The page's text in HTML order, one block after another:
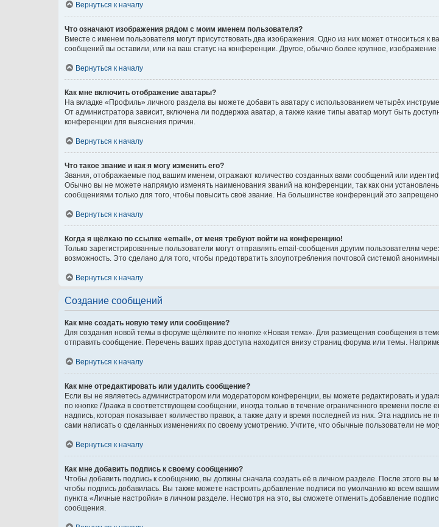
Вернуться к началу
Что означают изображения рядом с моим именем пользователя?
Вместе с именем пользователя могут присутствовать два изображения. Одно из них может относиться к
сообщений вы оставили, или на ваш статус на конференции. Другое, обычно более крупное, изображение
Вернуться к началу
Как мне включить отображение аватары?
На вкладке «Профиль» личного раздела вы можете добавить аватару с использованием четырёх
От администратора зависит, включена ли поддержка аватар, а также какие типы аватар могут быть
конференции для выяснения причин.
Вернуться к началу
Что такое звание и как я могу изменить его?
Звания, отображаемые под вашим именем, отражают количество созданных вами сообщений или
Обычно вы не можете напрямую изменять наименования званий на конференции, так как они
сообщениями только для того, чтобы повысить своё звание. На большинстве конференций это
Вернуться к началу
Когда я щёлкаю по ссылке «email», от меня требуют войти на конференцию!
Только зарегистрированные пользователи могут отправлять email-сообщения другим пользователям
возможность. Это сделано для того, чтобы предотвратить злоупотребления почтовой системой
Вернуться к началу
Создание сообщений
Как мне создать новую тему или сообщение?
Для создания новой темы в форуме щёлкните по кнопке «Новая тема». Для размещения сообщения в
отправить сообщение. Перечень ваших прав доступа находится внизу страниц форума или темы.
Вернуться к началу
Как мне отредактировать или удалить сообщение?
Если вы не являетесь администратором или модератором конференции, вы можете редактировать и
по кнопке Правка в соответствующем сообщении, иногда только в течение ограниченного времени
надпись, которая показывает количество правок, а также дату и время последней из них. Эта надпись
сами написать о сделанных изменениях по своему усмотрению. Учтите, что обычные пользователи не
Вернуться к началу
Как мне добавить подпись к своему сообщению?
Чтобы добавить подпись к сообщению, вы должны сначала создать её в личном разделе. После этого вы
чтобы подпись добавилась. Вы также можете настроить добавление подписи по умолчанию ко всем
пункта «Личные настройки» в личном разделе. Несмотря на это, вы сможете отменить добавление
сообщения.